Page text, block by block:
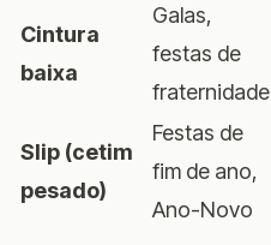
Cintura
baixa
Galas,
festas de
fraternidade
Slip (cetim
pesado)
Festas de
fim de ano,
Ano-Novo